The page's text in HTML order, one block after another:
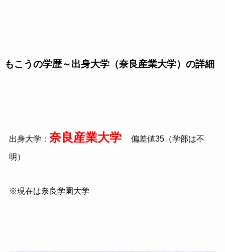
もこうの学歴～出身大学（奈良産業大学）の詳細
出身大学： 奈良産業大学 偏差値35（学部は不
明）
※現在は奈良学園大学